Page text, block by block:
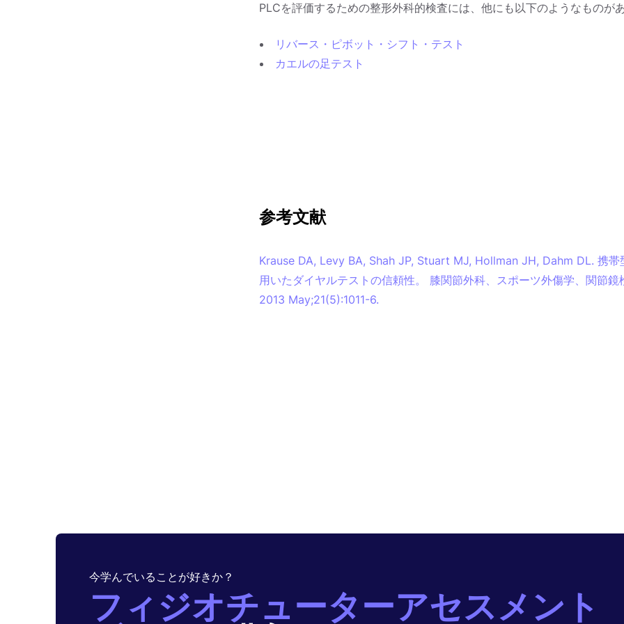
PLCを評価するための整形外科的検査には、他にも以下のようなものが
リバース・ピボット・シフト・テスト
カエルの足テスト
参考文献
Krause DA, Levy BA, Shah JP, Stuart MJ, Hollman JH, Dahm DL. 携帯
用いたダイヤルテストの信頼性。 膝関節外科、スポーツ外傷学、関節鏡
2013 May;21(5):1011-6.
今学んでいることが好きか？
フィジオチューターアセスメント